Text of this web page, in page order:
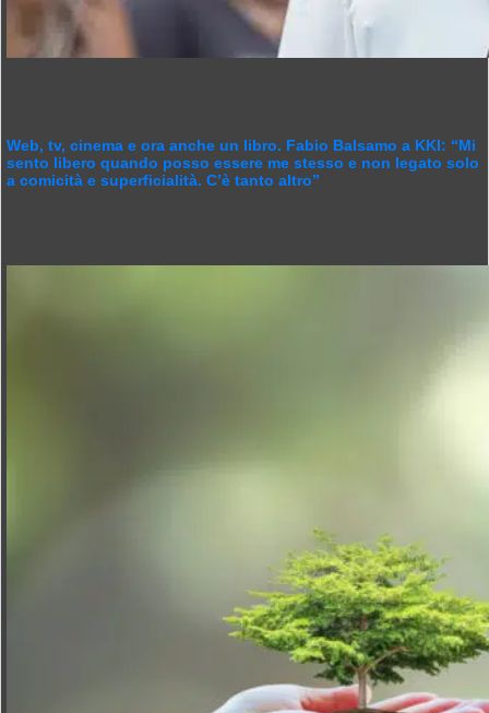
Web, tv, cinema e ora anche un libro. Fabio Balsamo a KKI: “Mi
sento libero quando posso essere me stesso e non legato solo
a comicità e superficialità. C’è tanto altro”